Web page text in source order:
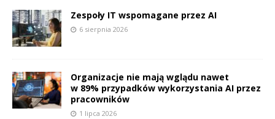
Zespoły IT wspomagane przez AI
6 sierpnia 2026
Organizacje nie mają wglądu nawet
w 89% przypadków wykorzystania AI przez
pracowników
1 lipca 2026